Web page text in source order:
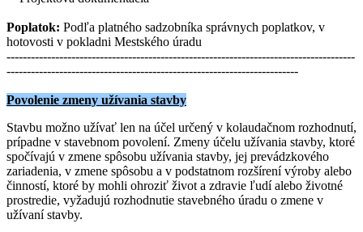
Poplatok: Podľa platného sadzobníka správnych poplatkov, v
hotovosti v pokladni Mestského úradu
--------------------------------------------------------------------------------------
------------------------------------------------------------------------
Povolenie zmeny užívania stavby
Stavbu možno užívať len na účel určený v kolaudačnom rozhodnutí,
prípadne v stavebnom povolení. Zmeny účelu užívania stavby, ktoré
spočívajú v zmene spôsobu užívania stavby, jej prevádzkového
zariadenia, v zmene spôsobu a v podstatnom rozšírení výroby alebo
činností, ktoré by mohli ohroziť život a zdravie ľudí alebo životné
prostredie, vyžadujú rozhodnutie stavebného úradu o zmene v
užívaní stavby.